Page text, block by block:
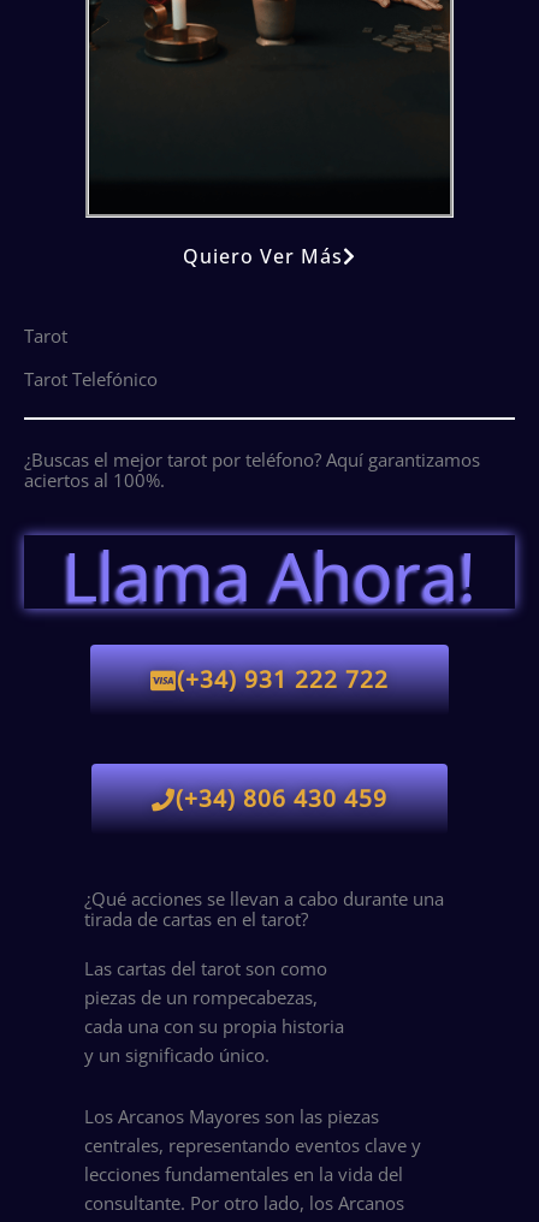
Quiero Ver Más
Tarot
Tarot Telefónico
¿Buscas el mejor tarot por teléfono? Aquí garantizamos
aciertos al 100%.
Llama Ahora!
(+34) 931 222 722
(+34) 806 430 459
¿Qué acciones se llevan a cabo durante una
tirada de cartas en el tarot?
Las cartas del tarot son como
piezas de un rompecabezas,
cada una con su propia historia
y un significado único.
Los Arcanos Mayores son las piezas
centrales, representando eventos clave y
lecciones fundamentales en la vida del
consultante. Por otro lado, los Arcanos